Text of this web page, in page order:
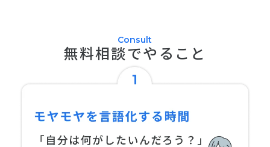
Consult
無料相談でやること